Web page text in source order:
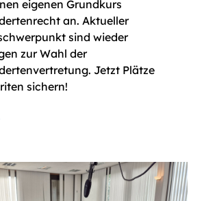
eigenen Grundkurs
an. Aktueller
sind wieder
zur Wahl der
Jetzt Plätze
sichern!